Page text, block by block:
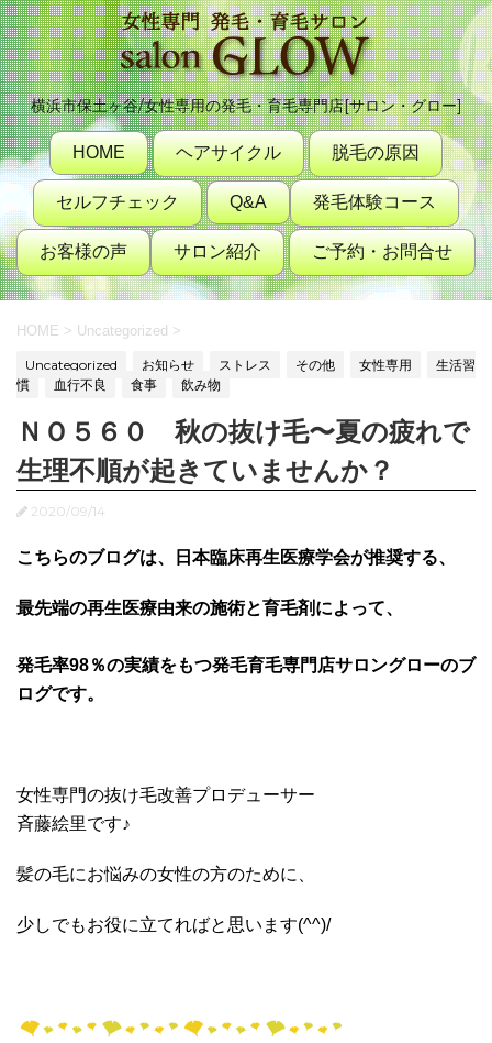
横浜市保土ヶ谷/女性専用の発毛・育毛専門店[サロン・グロー]
HOME ヘアサイクル 脱毛の原因
セルフチェック Q&A 発毛体験コース
お客様の声 サロン紹介 ご予約・お問合せ
HOME > Uncategorized >
Uncategorized お知らせ ストレス その他 女性専用
生活習
慣
血行不良 食事 飲み物
ＮＯ５６０ 秋の抜け毛〜夏の疲れで
生理不順が起きていませんか？
2020/09/14
こちらのブログは、日本臨床再生医療学会が推奨する、
最先端の再生医療由来の施術と育毛剤によって、
発毛率98％の実績をもつ発毛育毛専門店サロングローのブ
ログです。
女性専門の抜け毛改善プロデューサー
斉藤絵里です♪
髪の毛にお悩みの女性の方のために、
少しでもお役に立てればと思います(^^)/